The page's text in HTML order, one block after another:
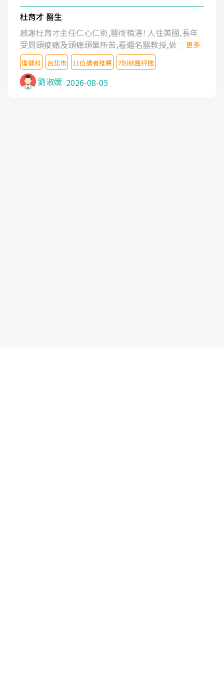
杜育才 醫生
感謝杜育才主任仁心仁術,醫術精湛! 人住美國,長年
受肩頸痠痛及頭痛頭暈所苦,看遍名醫教授,做了各種
檢查,也嘗試過西醫打針,中醫針灸及物理徒手治療都
沒有用,後來連吃到嗎啡類止痛藥都效果有限,只是壓
症狀,沒多久就痛起來,多年失眠嚴重影響生活品質.
台灣親友介紹忠孝醫院杜育才主任是頸頭症候群專
更多
復健科 台北市 11位讀者推薦 7則就醫評鑑
劉淑媛 2026-08-05